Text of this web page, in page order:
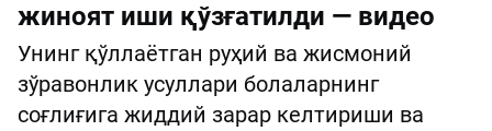
жиноят иши қўзғатилди — видео
Унинг қўллаётган руҳий ва жисмоний
зўравонлик усуллари болаларнинг
соғлиғига жиддий зарар келтириши ва